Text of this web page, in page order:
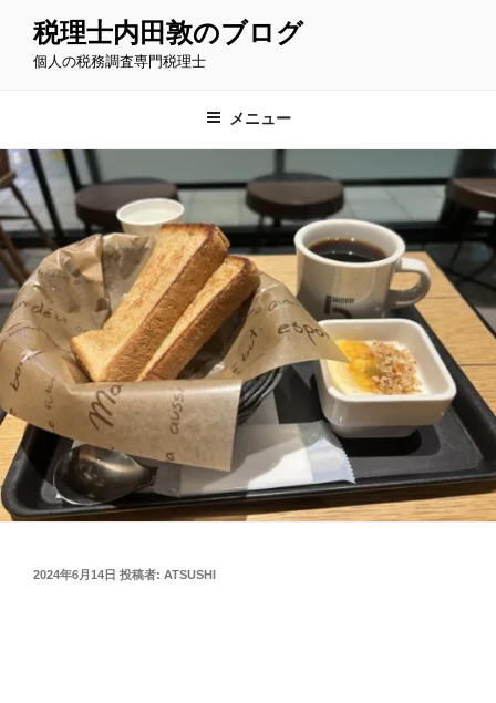
ス
キ
ッ
プ
税理士内田敦のブログ
個人の税務調査専門税理士
メニュー
投
2024年6月14日 投稿者: ATSUSHI